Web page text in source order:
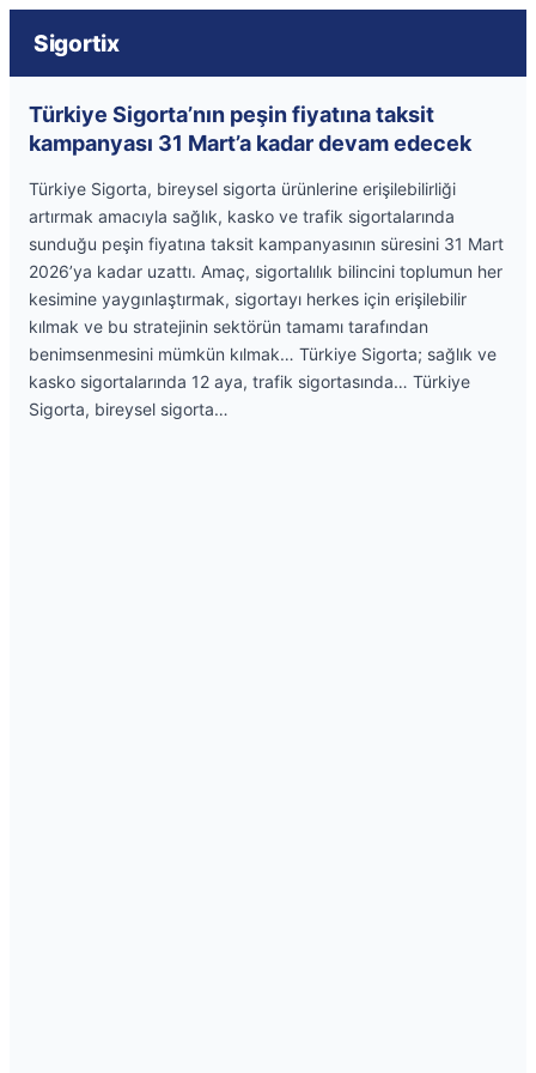
Sigortix
Türkiye Sigorta’nın peşin fiyatına taksit
kampanyası 31 Mart’a kadar devam edecek
Türkiye Sigorta, bireysel sigorta ürünlerine erişilebilirliği
artırmak amacıyla sağlık, kasko ve trafik sigortalarında
sunduğu peşin fiyatına taksit kampanyasının süresini 31 Mart
2026’ya kadar uzattı. Amaç, sigortalılık bilincini toplumun her
kesimine yaygınlaştırmak, sigortayı herkes için erişilebilir
kılmak ve bu stratejinin sektörün tamamı tarafından
benimsenmesini mümkün kılmak… Türkiye Sigorta; sağlık ve
kasko sigortalarında 12 aya, trafik sigortasında… Türkiye
Sigorta, bireysel sigorta…